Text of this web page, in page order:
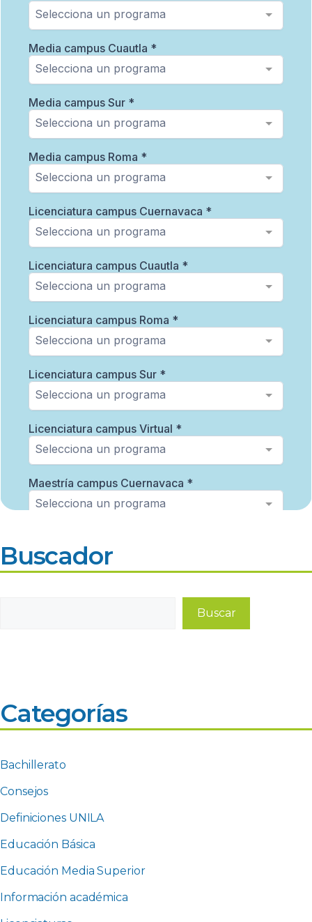
Buscador
Buscar
Categorías
Bachillerato
Consejos
Definiciones UNILA
Educación Básica
Educación Media Superior
Información académica